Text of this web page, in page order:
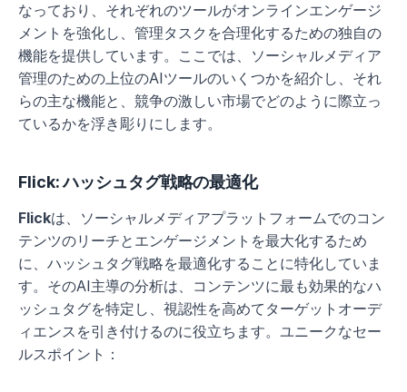
なっており、それぞれのツールがオンラインエンゲージ
メントを強化し、管理タスクを合理化するための独自の
機能を提供しています。ここでは、ソーシャルメディア
管理のための上位のAIツールのいくつかを紹介し、それ
らの主な機能と、競争の激しい市場でどのように際立っ
ているかを浮き彫りにします。
Flick: ハッシュタグ戦略の最適化
Flickは、ソーシャルメディアプラットフォームでのコン
テンツのリーチとエンゲージメントを最大化するため
に、ハッシュタグ戦略を最適化することに特化していま
す。そのAI主導の分析は、コンテンツに最も効果的なハ
ッシュタグを特定し、視認性を高めてターゲットオーデ
ィエンスを引き付けるのに役立ちます。ユニークなセー
ルスポイント：